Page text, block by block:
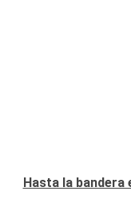
Hasta la bandera